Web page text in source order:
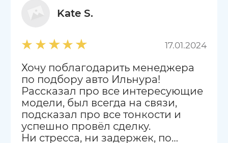
Kate S.
17.01.2024
Хочу поблагодарить менеджера
по подбору авто Ильнура!
Рассказал про все интересующие
модели, был всегда на связи,
подсказал про все тонкости и
успешно провёл сделку.
Ни стресса, ни задержек, по